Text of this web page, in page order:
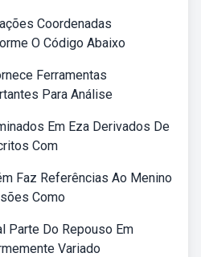
Coordenadas
O Código Abaixo
Ferramentas
Para Análise
Em Eza Derivados De
Com
Faz Referências Ao Menino
Como
Parte Do Repouso Em
Variado